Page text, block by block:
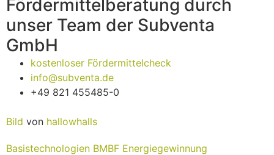
Fördermittelberatung durch
unser Team der Subventa
GmbH
kostenloser Fördermittelcheck
info@subventa.de
+49 821 455485-0
Bild von hallowhalls
Basistechnologien BMBF Energiegewinnung